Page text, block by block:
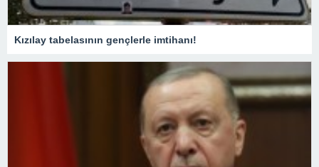
Kızılay tabelasının gençlerle imtihanı!